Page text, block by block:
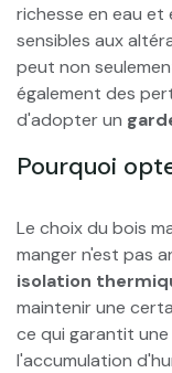
richesse en eau
sensibles aux
peut non
également des
d'adopter un
Pourquoi
Le choix du bois
manger n'est pas
isolation
maintenir une
ce qui garantit
l'accumulation